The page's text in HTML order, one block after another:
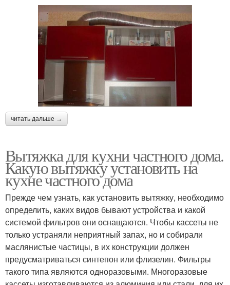
читать дальше →
Вытяжка для кухни частного дома.
Какую вытяжку установить на
кухне частного дома
Прежде чем узнать, как установить вытяжку, необходимо
определить, каких видов бывают устройства и какой
системой фильтров они оснащаются. Чтобы кассеты не
только устраняли неприятный запах, но и собирали
маслянистые частицы, в их конструкции должен
предусматриваться синтепон или флизелин. Фильтры
такого типа являются одноразовыми. Многоразовые